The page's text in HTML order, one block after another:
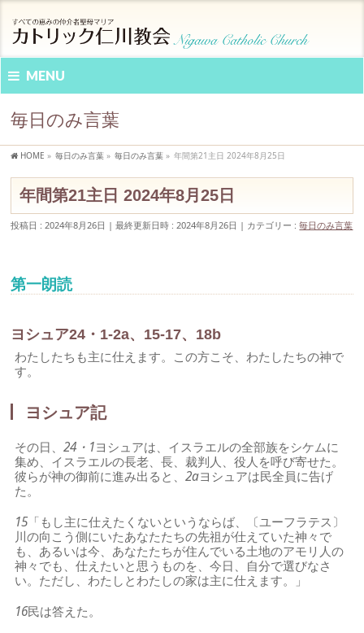
MENU
毎日のみ言葉
HOME » 毎日のみ言葉 » 毎日のみ言葉 » 年間第21主日 2024年8月25日
年間第21主日 2024年8月25日
投稿日 : 2024年8月26日 最終更新日時 : 2024年8月26日 カテゴリー :毎日のみ言葉
第一朗読
ヨシュア24・1-2a、15-17、18b
わたしたちも主に仕えます。この方こそ、わたしたちの神で
す。
ヨシュア記
その日、24・1ヨシュアは、イスラエルの全部族をシケムに
集め、イスラエルの長老、長、裁判人、役人を呼び寄せた。
彼らが神の御前に進み出ると、2aヨシュアは民全員に告げ
た。
15 「もし主に仕えたくないというならば、〔ユーフラテス〕
川の向こう側にいたあなたたちの先祖が仕えていた神々で
も、あるいは今、あなたたちが住んでいる土地のアモリ人の
神々でも、仕えたいと思うものを、今日、自分で選びなさ
い。ただし、わたしとわたしの家は主に仕えます。」
16民は答えた。